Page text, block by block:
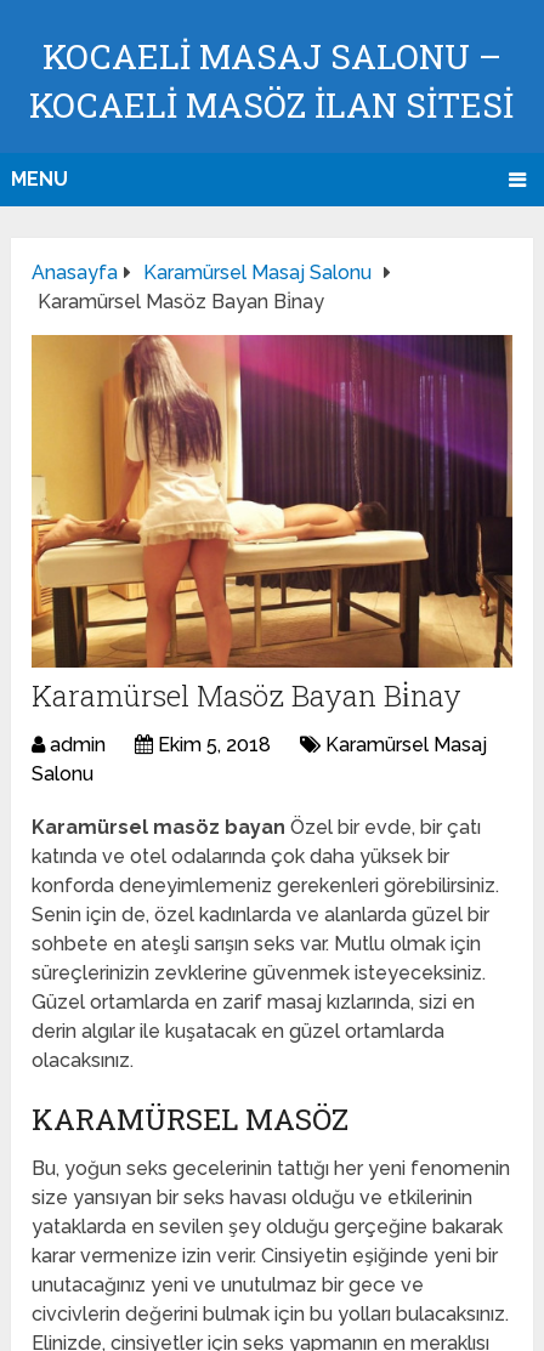
KOCAELI MASAJ SALONU –
KOCAELI MASÖZ İLAN SİTESİ
MENU
Anasayfa
Karamürsel Masaj Salonu
Karamürsel Masöz Bayan Bi̇nay
Karamürsel Masöz Bayan Bi̇nay
admin Ekim 5, 2018
Karamürsel Masaj
Salonu
Karamürsel masöz bayan Özel bir evde, bir çatı
katında ve otel odalarında çok daha yüksek bir
konforda deneyimlemeniz gerekenleri görebilirsiniz.
Senin için de, özel kadınlarda ve alanlarda güzel bir
sohbete en ateşli sarışın seks var. Mutlu olmak için
süreçlerinizin zevklerine güvenmek isteyeceksiniz.
Güzel ortamlarda en zarif masaj kızlarında, sizi en
derin algılar ile kuşatacak en güzel ortamlarda
olacaksınız.
KARAMÜRSEL MASÖZ
Bu, yoğun seks gecelerinin tattığı her yeni fenomenin
size yansıyan bir seks havası olduğu ve etkilerinin
yataklarda en sevilen şey olduğu gerçeğine bakarak
karar vermenize izin verir. Cinsiyetin eşiğinde yeni bir
unutacağınız yeni ve unutulmaz bir gece ve
civcivlerin değerini bulmak için bu yolları bulacaksınız.
Elinizde, cinsiyetler için seks yapmanın en meraklısı